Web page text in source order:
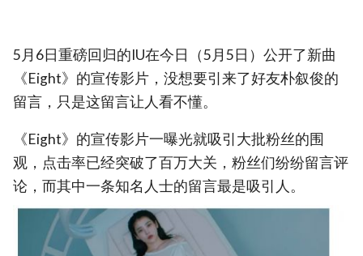
5月6日重磅回归的IU在今日（5月5日）公开了新曲
《Eight》的宣传影片，没想要引来了好友朴叙俊的
留言，只是这留言让人看不懂。
《Eight》的宣传影片一曝光就吸引大批粉丝的围
观，点击率已经突破了百万大关，粉丝们纷纷留言评
论，而其中一条知名人士的留言最是吸引人。